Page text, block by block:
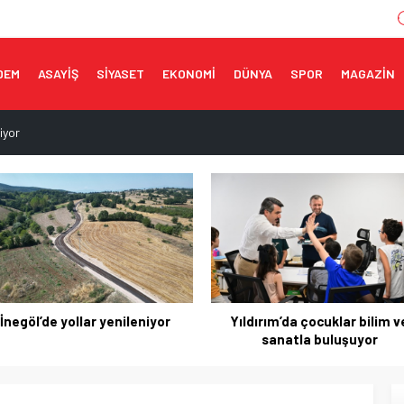
ASAYİŞ SİYASET EKONOMİ DÜNYA SPOR MAGAZİN
ve sanatla buluşuyor
çıkıyor
üretim gücünü korumaktır
buluşması
Yıldırım’da çocuklar bilim ve
İnegöl’ün lezzetleri vitrine